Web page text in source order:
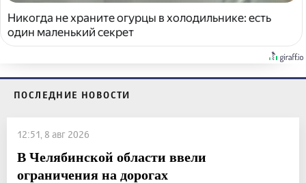
Никогда не храните огурцы в холодильнике: есть
один маленький секрет
ПОСЛЕДНИЕ НОВОСТИ
12:51, 8 авг 2026
В Челябинской области ввели
ограничения на дорогах